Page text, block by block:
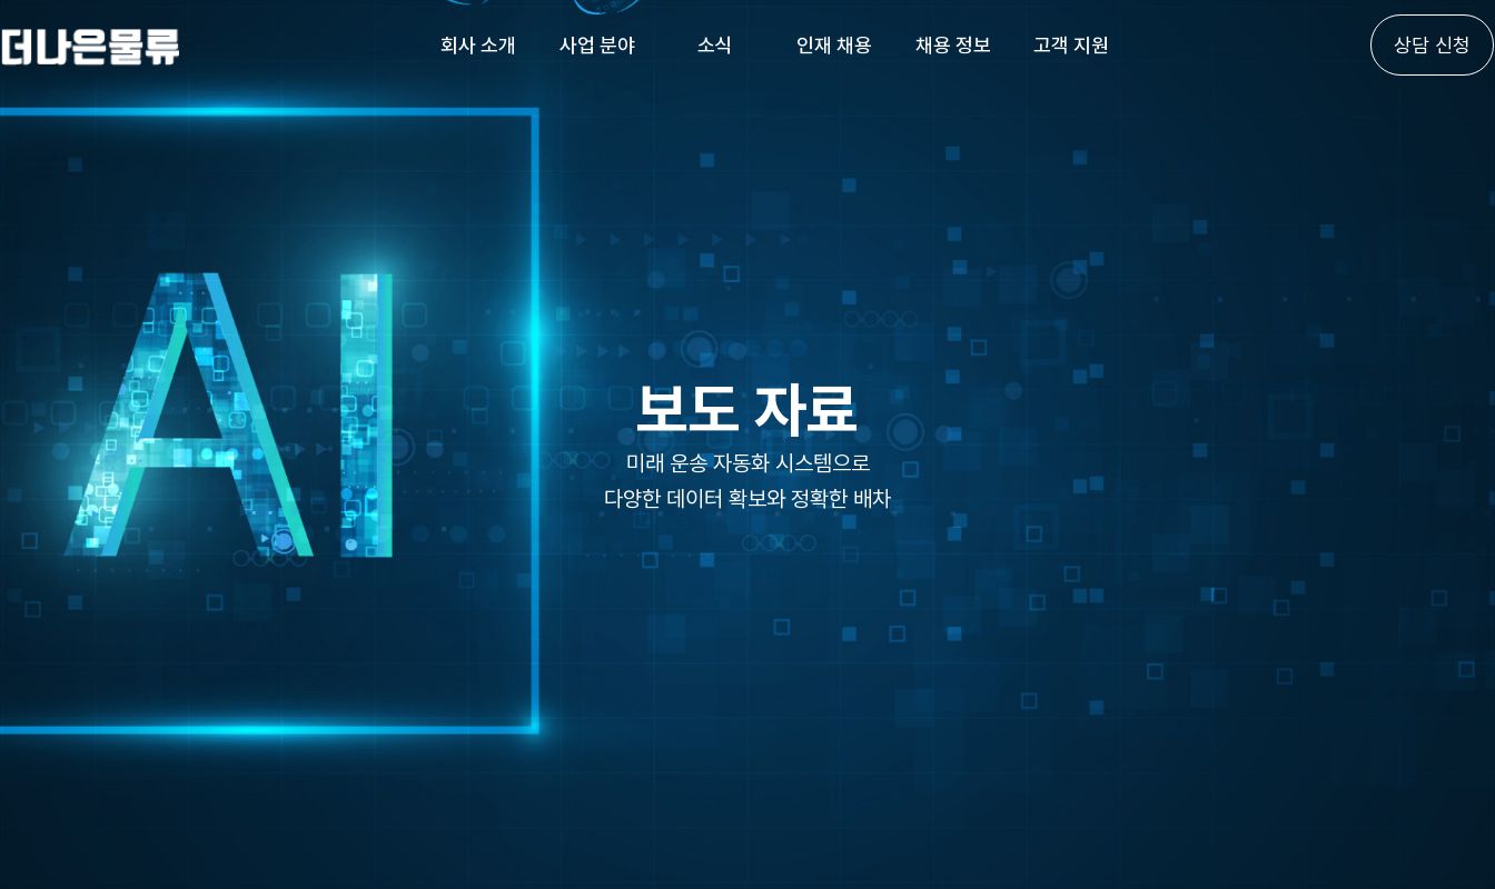
회사 소개 사업 분야
AI 물류 네트워크
소식 인재 채용
팀 스토리
CS 교육
채용 정보 고객 지원 상담 신청
보도 자료
미래 운송 자동화 시스템으로
다양한 데이터 확보와 정확한 배차